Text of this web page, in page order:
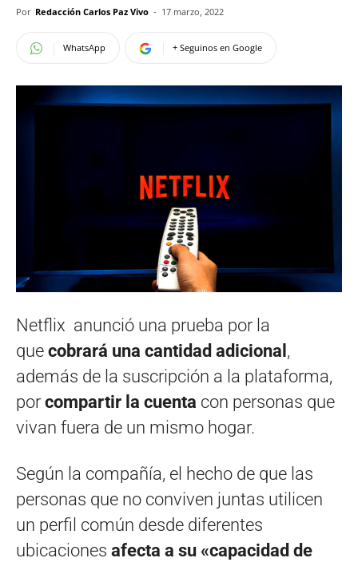
Por Redacción Carlos Paz Vivo - 17 marzo, 2022
WhatsApp + Seguinos en Google
Netflix anunció una prueba por la
que cobrará una cantidad adicional ,
además de la suscripción a la plataforma,
por compartir la cuenta con personas que
vivan fuera de un mismo hogar.
Según la compañía, el hecho de que las
personas que no conviven juntas utilicen
un perfil común desde diferentes
ubicaciones afecta a su «capacidad de